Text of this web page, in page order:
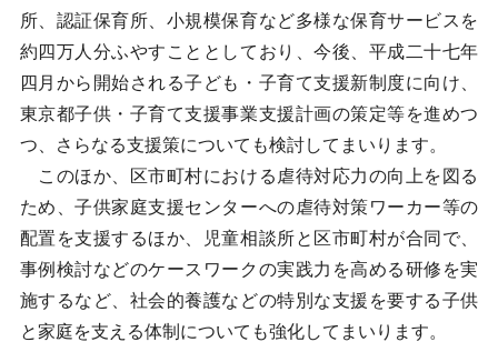
所、認証保育所、小規模保育など多様な保育サービスを
約四万人分ふやすこととしており、今後、平成二十七年
四月から開始される子ども・子育て支援新制度に向け、
東京都子供・子育て支援事業支援計画の策定等を進めつ
つ、さらなる支援策についても検討してまいります。
このほか、区市町村における虐待対応力の向上を図る
ため、子供家庭支援センターへの虐待対策ワーカー等の
配置を支援するほか、児童相談所と区市町村が合同で、
事例検討などのケースワークの実践力を高める研修を実
施するなど、社会的養護などの特別な支援を要する子供
と家庭を支える体制についても強化してまいります。